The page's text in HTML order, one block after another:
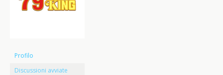
Profilo
Discussioni avviate